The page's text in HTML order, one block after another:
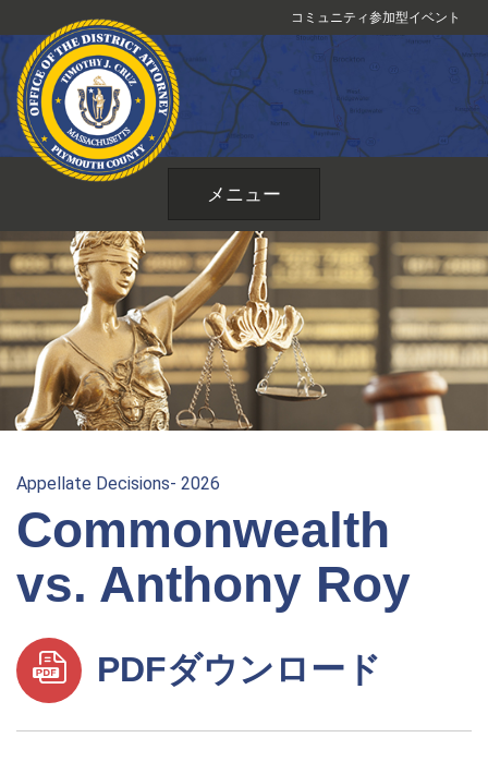
ン
テ
ツ
プ
コミュニティ参加型イベント
メニュー
Appellate Decisions- 2026
Commonwealth
vs. Anthony Roy
PDFダウンロード